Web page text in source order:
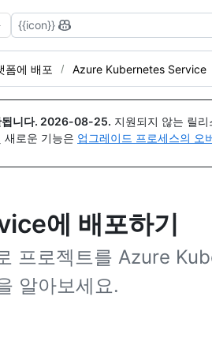
{{icon}}
폼에 배포 Azure Kubernetes Service
니다. 2026-08-25. 지원되지 않는 릴
로운 기능은 업그레이드 프로세스의 오
에 배포하기
프로젝트를 Azure
알아보세요.